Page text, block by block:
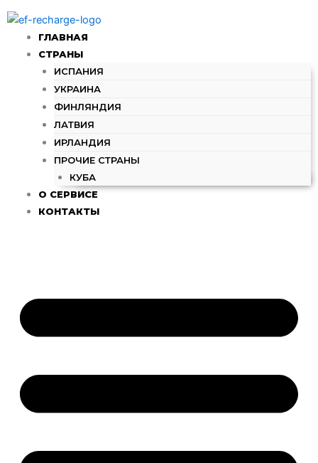
содержимому
ГЛАВНАЯ
СТРАНЫ
ИСПАНИЯ
УКРАИНА
ФИНЛЯНДИЯ
ЛАТВИЯ
ИРЛАНДИЯ
ПРОЧИЕ СТРАНЫ
КУБА
О СЕРВИСЕ
КОНТАКТЫ